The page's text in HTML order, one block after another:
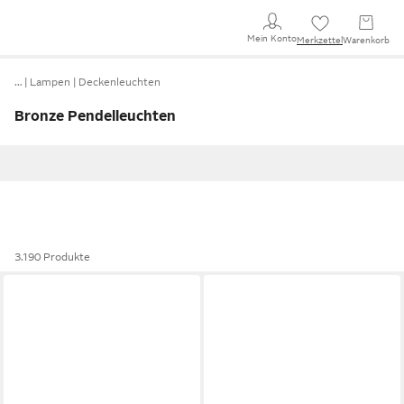
Mein KontoMerkzettel Warenkorb
… Lampen Deckenleuchten
Bronze Pendelleuchten
3.190 Produkte